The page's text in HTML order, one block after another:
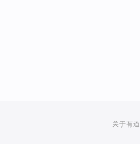
关于有道